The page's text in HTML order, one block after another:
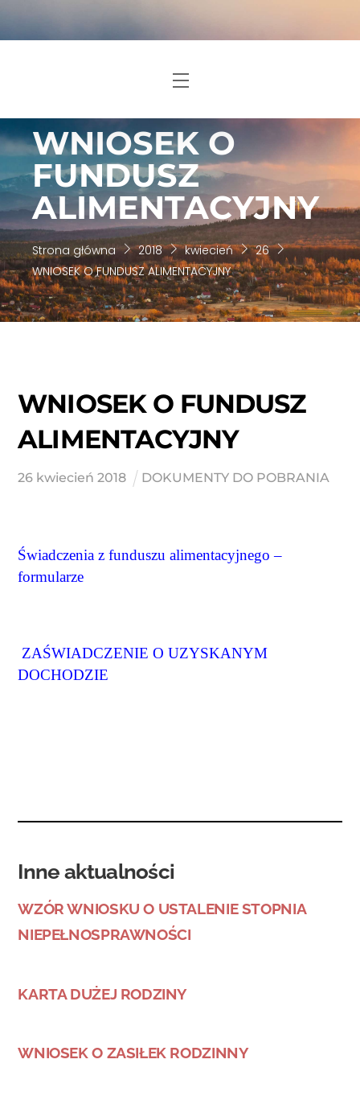
Menu
WNIOSEK O
FUNDUSZ
ALIMENTACYJNY
Strona główna 2018 kwiecień
26
WNIOSEK O FUNDUSZ ALIMENTACYJNY
WNIOSEK O FUNDUSZ
ALIMENTACYJNY
26 kwiecień 2018 DOKUMENTY DO POBRANIA
Świadczenia z funduszu alimentacyjnego –
formularze
ZAŚWIADCZENIE O UZYSKANYM
DOCHODZIE
Inne aktualności
WZÓR WNIOSKU O USTALENIE STOPNIA
NIEPEŁNOSPRAWNOŚCI
KARTA DUŻEJ RODZINY
WNIOSEK O ZASIŁEK RODZINNY